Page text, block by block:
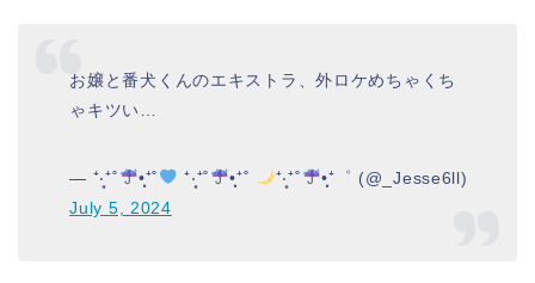
お嬢と番犬くんのエキストラ、外ロケめちゃくち
ゃキツい…
— ⁺‧͙⁺˚ •̩̩͙⁺˚ ⁺‧͙⁺˚ •̩̩͙⁺˚ ⁺‧͙⁺˚
•̩̩͙⁺゜ (@_Jesse6ll)
July 5, 2024